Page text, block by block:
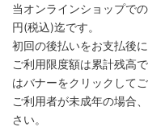
当オンラインショップで
円(税込)迄です。
初回の後払いをお支払後
ご利用限度額は累計残高
はバナーをクリックしてご
ご利用者が未成年の場合
さい。